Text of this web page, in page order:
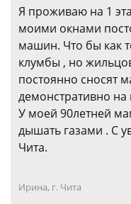
Я проживаю на 1
моими окнами
машин. Что бы как
клумбы , но
постоянно сносят
демонстративно на
У моей 90летней
дышать газами . С
Чита.
Ирина, г. Чита